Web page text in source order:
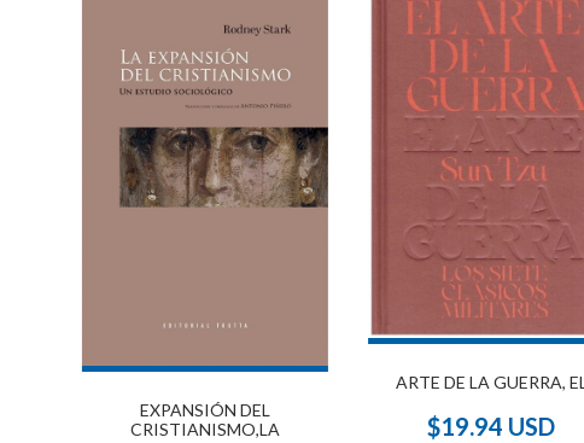
EXPANSIÓN DEL
CRISTIANISMO,LA
ARTE DE LA GUERRA, EL
$19.94 USD